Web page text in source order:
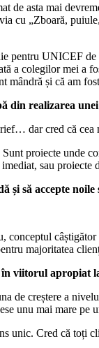
de asta mai
cu „Zboară,
pentru UNICEF
a colegilor mei a
și că am
din realizarea
dar cred că cea
proiecte unde
sau
și să accepte
conceptul
majoritatea
viitorul apropiat
de creștere a
unu mai mare
unic. Cred că toți